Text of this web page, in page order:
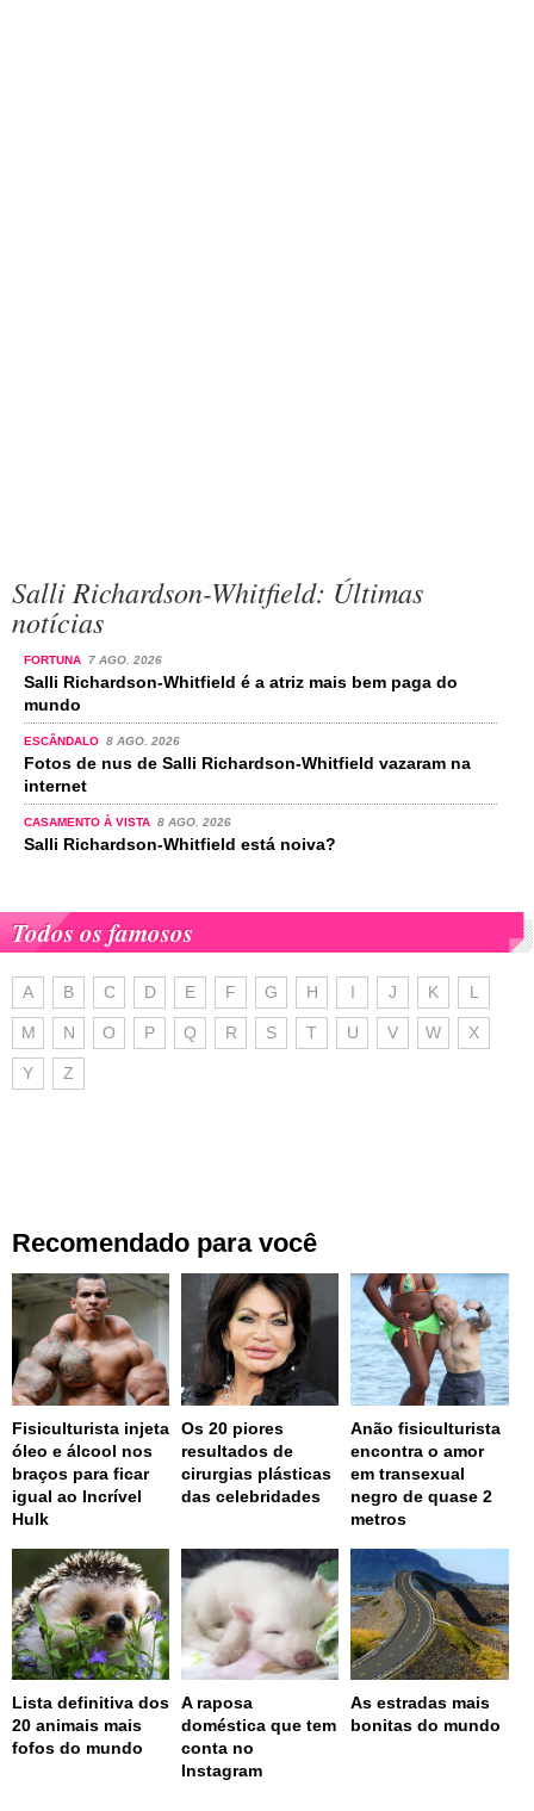
Salli Richardson-Whitfield: Últimas
notícias
FORTUNA 7 AGO. 2026
Salli Richardson-Whitfield é a atriz mais bem paga do
mundo
ESCÂNDALO 8 AGO. 2026
Fotos de nus de Salli Richardson-Whitfield vazaram na
internet
CASAMENTO À VISTA 8 AGO. 2026
Salli Richardson-Whitfield está noiva?
Todos os famosos
A B C D E F G H I J K L
M N O P Q R S T U V W X
Y Z
Recomendado para você
Fisiculturista injeta
óleo e álcool nos
braços para ficar
igual ao Incrível
Hulk
Os 20 piores
resultados de
cirurgias plásticas
das celebridades
Anão fisiculturista
encontra o amor
em transexual
negro de quase 2
metros
Lista definitiva dos
20 animais mais
fofos do mundo
A raposa
doméstica que tem
conta no
Instagram
As estradas mais
bonitas do mundo